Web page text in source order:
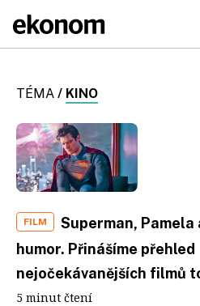
TÉMA / KINO
FILM
Superman,
humor. Přinášíme přehled
nejočekávanějších filmů
5 minut čtení